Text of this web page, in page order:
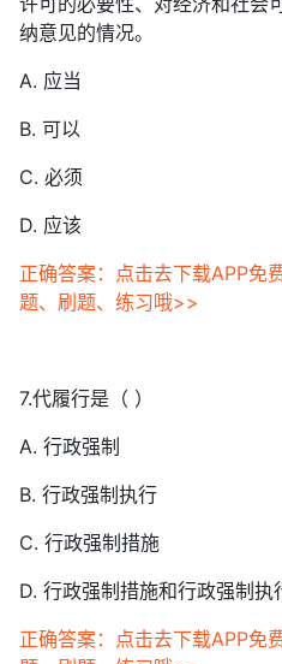
纳意见的情况。
A. 应当
B. 可以
C. 必须
D. 应该
正确答案：点击去下载APP免
题、刷题、练习哦>>
7.代履行是（ ）
A. 行政强制
B. 行政强制执行
C. 行政强制措施
D. 行政强制措施和行政强制执
正确答案：点击去下载APP免